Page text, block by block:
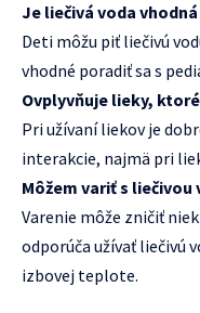
Je liečivá voda
Deti môžu piť liečivú
vhodné poradiť sa s
Ovplyvňuje lieky,
Pri užívaní liekov je
interakcie, najmä pri
Môžem variť s liečivou
Varenie môže zničiť
odporúča užívať liečivú
izbovej teplote.